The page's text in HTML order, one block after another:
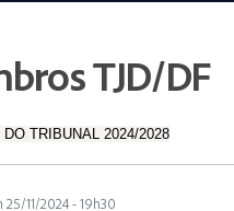
TJD/DF
DO TRIBUNAL 2024/2028
25/11/2024 - 19h30